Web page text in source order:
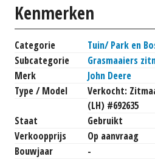
Kenmerken
Categorie
Tuin/ Park en
Subcategorie
Grasmaaiers
Merk
John Deere
Type / Model
Verkocht:
(LH) #692635
Staat
Gebruikt
Verkoopprijs
Op aanvraag
Bouwjaar
-